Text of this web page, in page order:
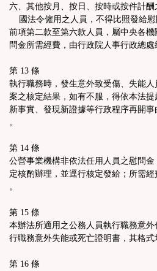
六、其他按月、按日、按時或按件計
國法令僱用之人員，不得比照發給慰
前項第二款至第六款人員，屬中央各
問金所需經費，由行政院人事行政總處
第 13 條
執行職務時，發生意外致受傷、失能
案之核定結果，如有不服，得依本法
新事實、發現新證據等行政程序再開
。
第 14 條
公營事業機構非依法任用人員之慰問
定核酌辦理，並逕行核定發給；所需
。
第 15 條
本辦法所適用之公務人員執行職務意
行職務意外失能或死亡證明書，其格式
第 16 條